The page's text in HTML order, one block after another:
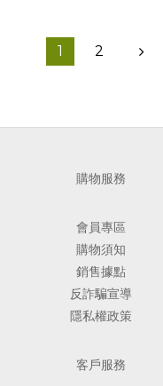
1 2
購物服務
會員專區
購物須知
銷售據點
反詐騙宣導
隱私權政策
客戶服務